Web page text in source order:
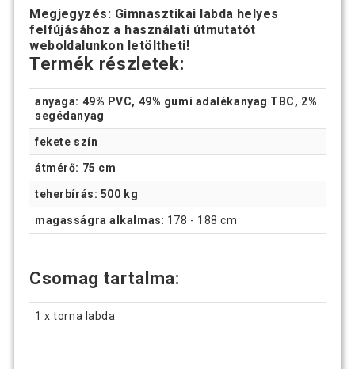
Megjegyzés: Gimnasztikai labda helyes
felfújásához a használati útmutatót
weboldalunkon letöltheti!
Termék részletek:
anyaga: 49% PVC, 49% gumi adalékanyag TBC, 2%
segédanyag
fekete szín
átmérő: 75 cm
teherbírás: 500 kg
magasságra alkalmas: 178 - 188 cm
Csomag tartalma:
1 x torna labda